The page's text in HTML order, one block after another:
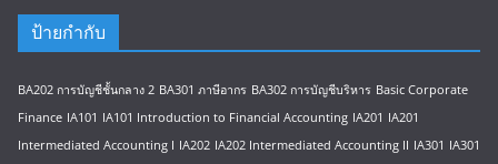
ป้ายกำกับ
BA202 การบัญชีชั้นกลาง 2 BA301 ภาษีอากร BA302 การบัญชีบริหาร Basic Corporate
Finance IA101 IA101 Introduction to Financial Accounting IA201 IA201
Intermediated Accounting I IA202 IA202 Intermediated Accounting II IA301 IA301